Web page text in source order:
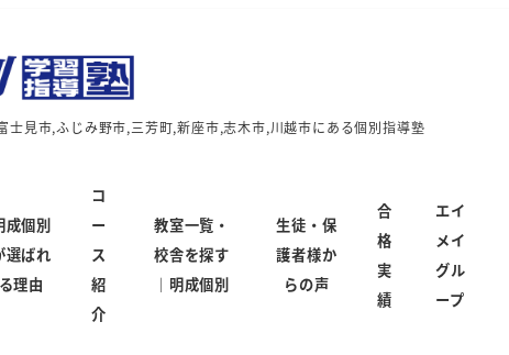
士見市,ふじみ野市,三芳町,新座市,志木市,川越市にある個別指導塾
成個別
選ばれ
る理由
コ
ー
ス
紹
介
教室一覧・
校舎を探す
｜明成個別
生徒・保
護者様か
らの声
合
格
実
績
エイ
メイ
グル
ープ